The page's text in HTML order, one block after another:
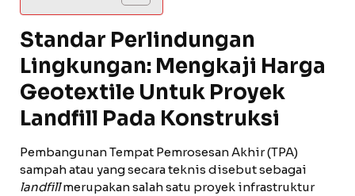
Standar Perlindungan
Lingkungan: Mengkaji Harga
Geotextile Untuk Proyek
Landfill Pada Konstruksi
Pembangunan Tempat Pemrosesan Akhir (TPA)
sampah atau yang secara teknis disebut sebagai
landfillmerupakan salah satu proyek infrastruktur